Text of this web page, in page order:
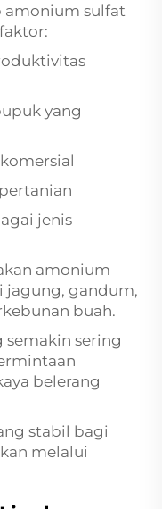
amonium sulfat
yang
jenis
amonium
jagung, gandum,
buah.
semakin sering
belerang
stabil bagi
melalui